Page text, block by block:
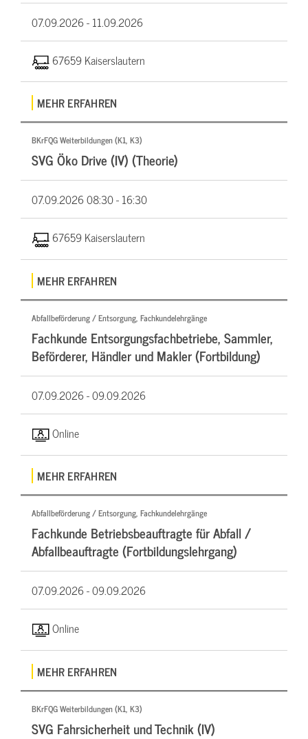
07.09.2026 -11.09.2026
67659 Kaiserslautern
MEHR ERFAHREN
BKrFQG Weiterbildungen (K1, K3)
SVG Öko Drive (IV) (Theorie)
07.09.202608:30 - 16:30
67659 Kaiserslautern
MEHR ERFAHREN
Abfallbeförderung / Entsorgung, Fachkundelehrgänge
Fachkunde Entsorgungsfachbetriebe, Sammler,
Beförderer, Händler und Makler (Fortbildung)
07.09.2026 -09.09.2026
Online
MEHR ERFAHREN
Abfallbeförderung / Entsorgung, Fachkundelehrgänge
Fachkunde Betriebsbeauftragte für Abfall /
Abfallbeauftragte (Fortbildungslehrgang)
07.09.2026 -09.09.2026
Online
MEHR ERFAHREN
BKrFQG Weiterbildungen (K1, K3)
SVG Fahrsicherheit und Technik (IV)